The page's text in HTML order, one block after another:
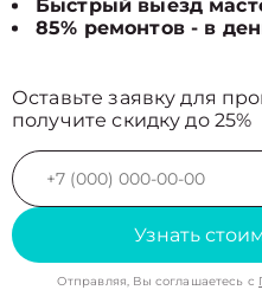
Быстрый выезд
85% ремонтов - в
Оставьте заявку для
получите скидку до 25%
Узнать
Отправляя, Вы соглашаетесь с